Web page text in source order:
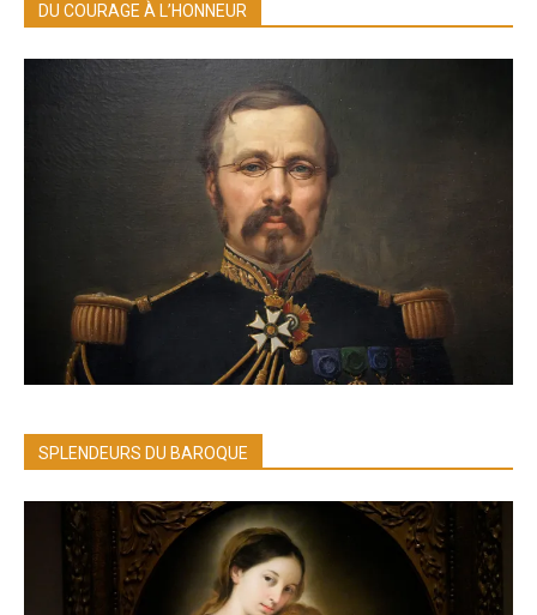
DU COURAGE À L’HONNEUR
SPLENDEURS DU BAROQUE